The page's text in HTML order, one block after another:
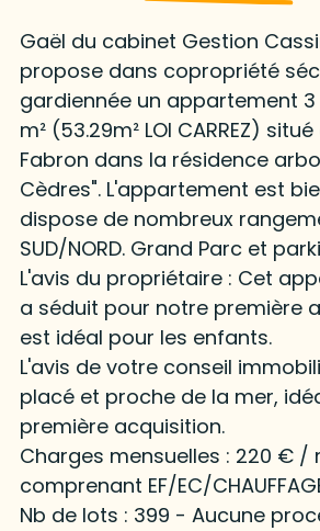
Gaël du cabinet Gestion
propose dans copropriété
gardiennée un appartement
m² (53.29m² LOI CARREZ)
Fabron dans la résidence
Cèdres". L'appartement est
dispose de nombreux
SUD/NORD. Grand Parc et
L'avis du propriétaire : Cet
a séduit pour notre première
est idéal pour les enfants.
L'avis de votre conseil
placé et proche de la mer,
première acquisition.
Charges mensuelles : 220 € /
comprenant EF/EC/
Nb de lots : 399 - Aucune